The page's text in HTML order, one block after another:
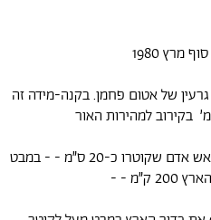
הנקודה הזאת מייצגת בהגדלה פי - 10^11 גרעין של אטום פחמן. בקנה-מידה זה
הנקודה הזאת מייצגת בהקטנה פי-200 ראש אדם שקוטרו כ-20 ס״מ - - במבט
- -